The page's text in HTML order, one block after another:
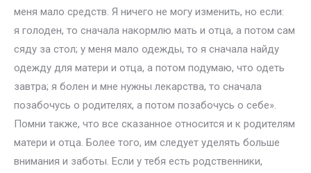
меня мало средств. Я ничего не могу изменить, но если:
я голоден, то сначала накормлю мать и отца, а потом сам
сяду за стол; у меня мало одежды, то я сначала найду
одежду для матери и отца, а потом подумаю, что одеть
завтра; я болен и мне нужны лекарства, то сначала
позабочусь о родителях, а потом позабочусь о себе».
Помни также, что все сказанное относится и к родителям
матери и отца. Более того, им следует уделять больше
внимания и заботы. Если у тебя есть родственники,